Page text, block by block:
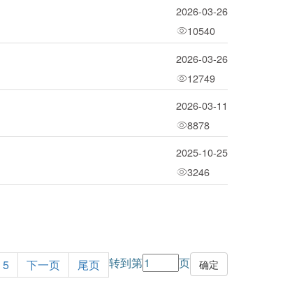
2026-03-26
10540
2026-03-26
12749
2026-03-11
8878
2025-10-25
3246
5 下一页 尾页 转到第 页